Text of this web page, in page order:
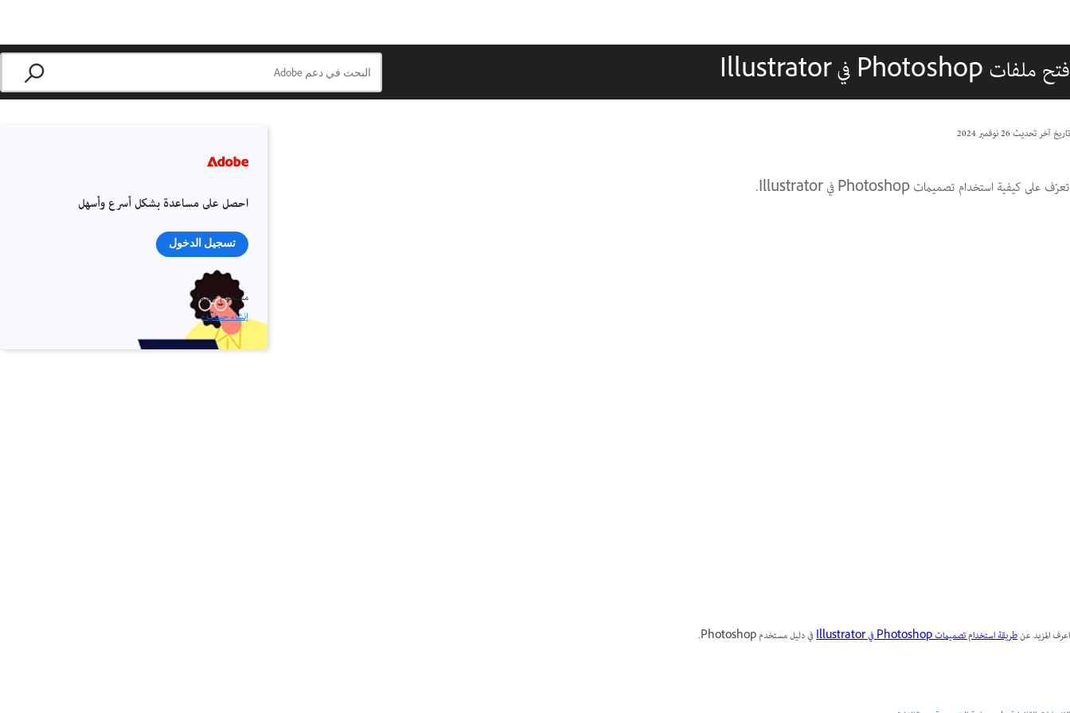
فتح ملفات Photoshop في Illustrator
تاريخ آخر تحديث26 نوفمبر 2024
تعرّف على كيفية استخدام تصميمات Photoshop في Illustrator.
اعرف المزيد عنطريقة استخدام تصميمات Photoshop في Illustrator في دليل مستخدم Photoshop.
احصل على مساعدة بشكل أسرع وأسهل
تسجيل الدخول
مستخدم جديد؟
إنشاء حساب ›